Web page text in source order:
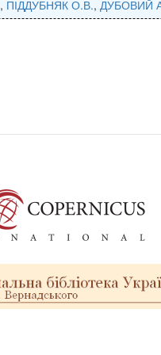
, ПІДДУБНЯК О.В., ДУБОВИЙ